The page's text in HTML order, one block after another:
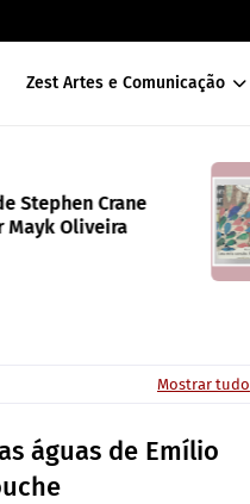
Zest Artes e Comunicação
Stephen Crane
Mayk Oliveira
Mostrar tudo
águas de Emílio